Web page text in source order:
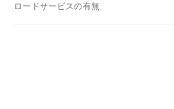
ロードサービスの有無